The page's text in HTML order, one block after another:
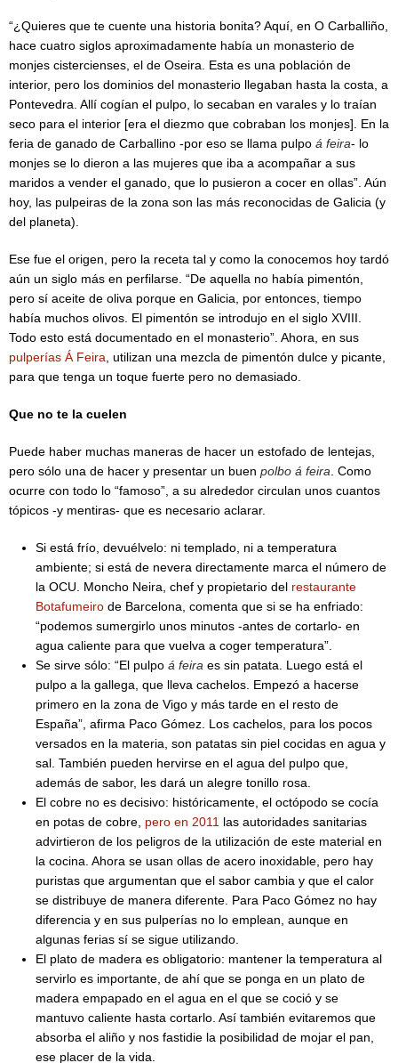
“¿Quieres que te cuente una historia bonita? Aquí, en O Carballiño,
hace cuatro siglos aproximadamente había un monasterio de
monjes cistercienses, el de Oseira. Esta es una población de
interior, pero los dominios del monasterio llegaban hasta la costa, a
Pontevedra. Allí cogían el pulpo, lo secaban en varales y lo traían
seco para el interior [era el diezmo que cobraban los monjes]. En la
feria de ganado de Carballino -por eso se llama pulpo á feira- lo
monjes se lo dieron a las mujeres que iba a acompañar a sus
maridos a vender el ganado, que lo pusieron a cocer en ollas”. Aún
hoy, las pulpeiras de la zona son las más reconocidas de Galicia (y
del planeta).
Ese fue el origen, pero la receta tal y como la conocemos hoy tardó
aún un siglo más en perfilarse. “De aquella no había pimentón,
pero sí aceite de oliva porque en Galicia, por entonces, tiempo
había muchos olivos. El pimentón se introdujo en el siglo XVIII.
Todo esto está documentado en el monasterio”. Ahora, en sus
pulperías Á Feira, utilizan una mezcla de pimentón dulce y picante,
para que tenga un toque fuerte pero no demasiado.
Que no te la cuelen
Puede haber muchas maneras de hacer un estofado de lentejas,
pero sólo una de hacer y presentar un buen polbo á feira. Como
ocurre con todo lo “famoso”, a su alrededor circulan unos cuantos
tópicos -y mentiras- que es necesario aclarar.
Si está frío, devuélvelo: ni templado, ni a temperatura
ambiente; si está de nevera directamente marca el número de
la OCU. Moncho Neira, chef y propietario del restaurante
Botafumeiro de Barcelona, comenta que si se ha enfriado:
“podemos sumergirlo unos minutos -antes de cortarlo- en
agua caliente para que vuelva a coger temperatura”.
Se sirve sólo: “El pulpo á feira es sin patata. Luego está el
pulpo a la gallega, que lleva cachelos. Empezó a hacerse
primero en la zona de Vigo y más tarde en el resto de
España”, afirma Paco Gómez. Los cachelos, para los pocos
versados en la materia, son patatas sin piel cocidas en agua y
sal. También pueden hervirse en el agua del pulpo que,
además de sabor, les dará un alegre tonillo rosa.
El cobre no es decisivo: históricamente, el octópodo se cocía
en potas de cobre, pero en 2011 las autoridades sanitarias
advirtieron de los peligros de la utilización de este material en
la cocina. Ahora se usan ollas de acero inoxidable, pero hay
puristas que argumentan que el sabor cambia y que el calor
se distribuye de manera diferente. Para Paco Gómez no hay
diferencia y en sus pulperías no lo emplean, aunque en
algunas ferias sí se sigue utilizando.
El plato de madera es obligatorio: mantener la temperatura al
servirlo es importante, de ahí que se ponga en un plato de
madera empapado en el agua en el que se coció y se
mantuvo caliente hasta cortarlo. Así también evitaremos que
absorba el aliño y nos fastidie la posibilidad de mojar el pan,
ese placer de la vida.